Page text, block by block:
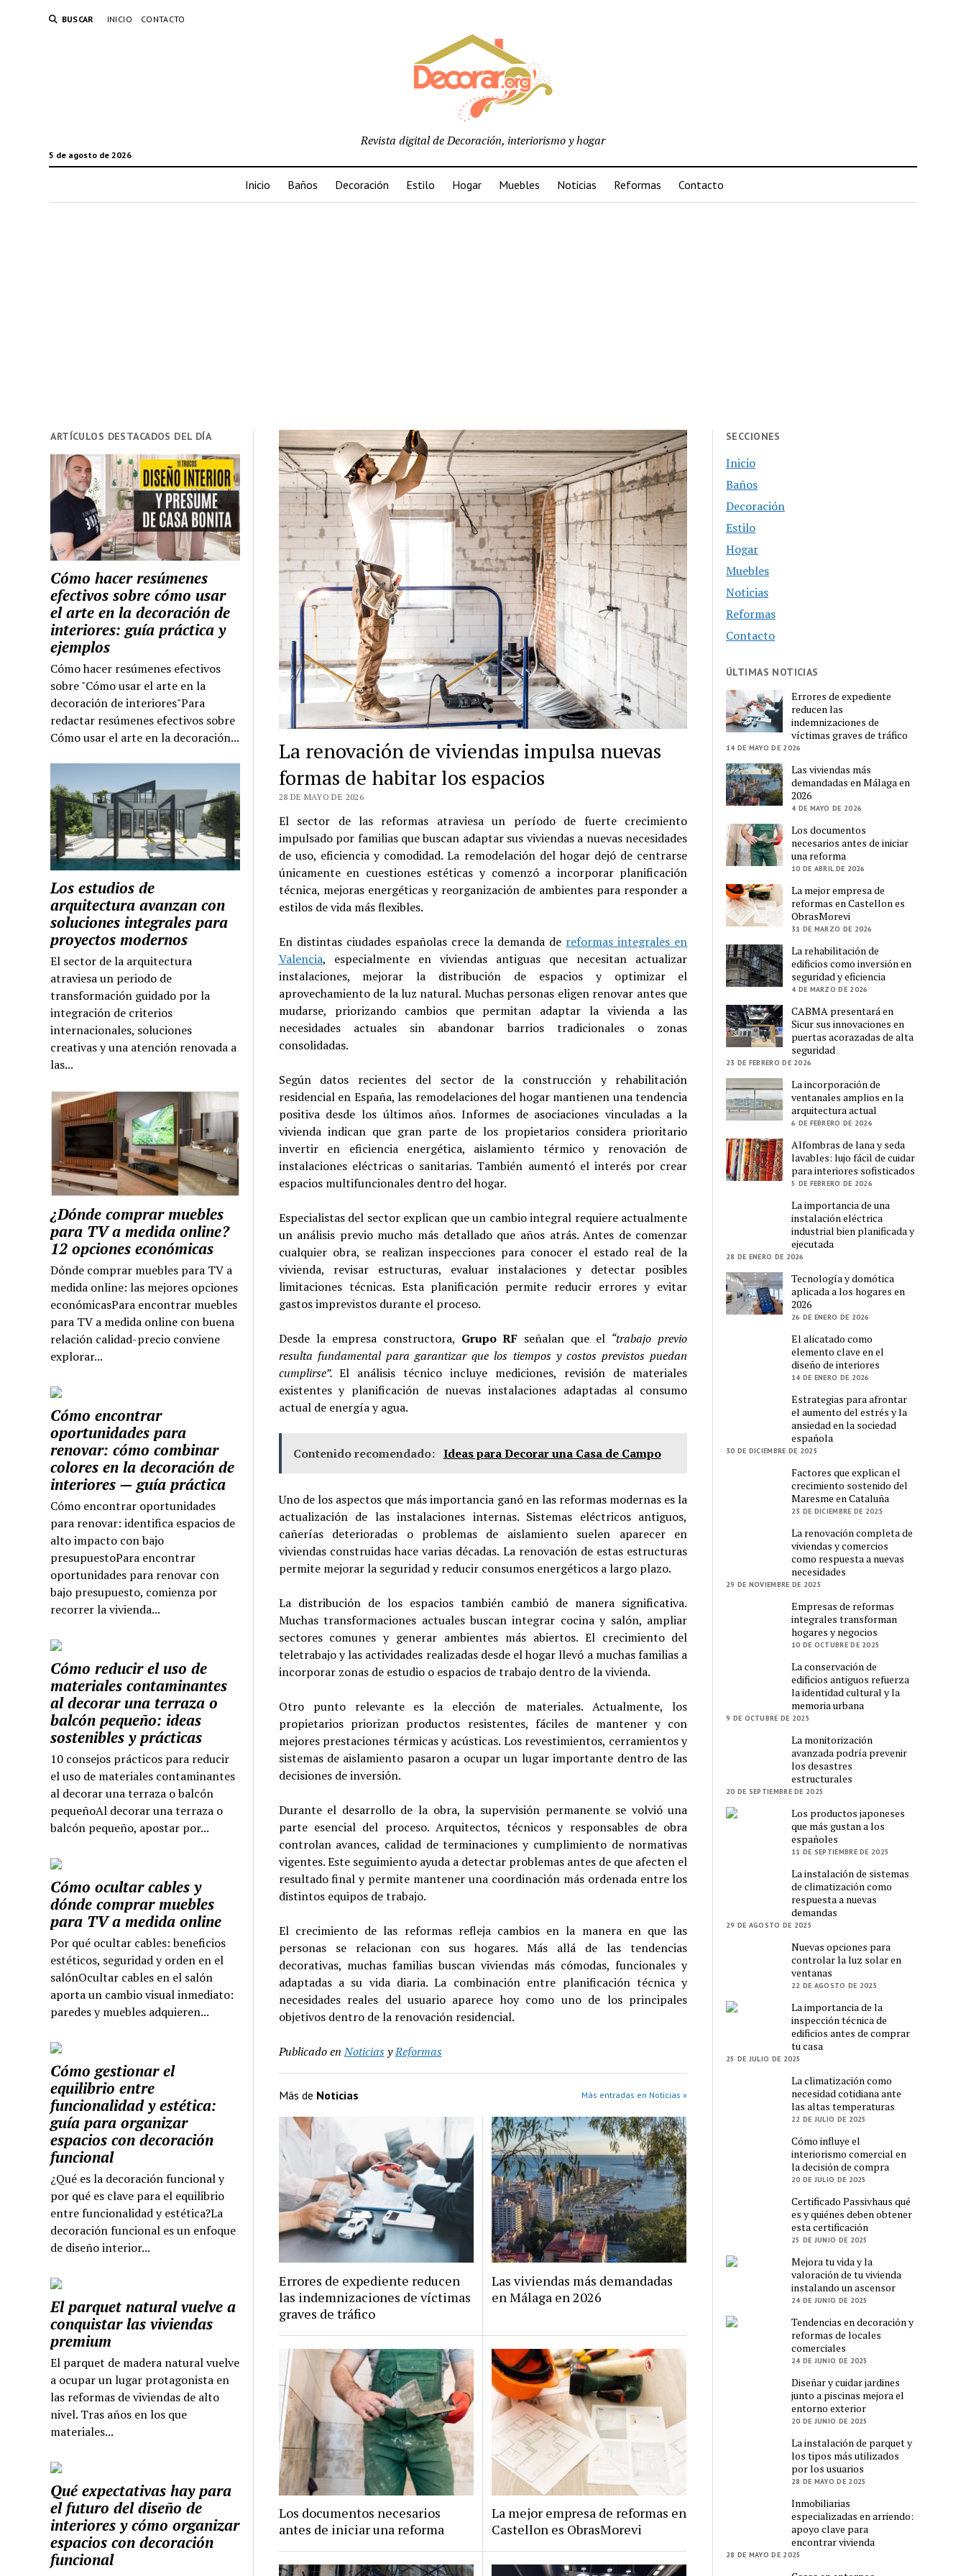
BUSCAR INICIO CONTACTO
5 de agosto de 2026
Revista digital de Decoración, interiorismo y hogar
Inicio Baños Decoración Estilo Hogar Muebles Noticias Reformas Contacto
ARTÍCULOS DESTACADOS DEL DÍA
Cómo hacer resúmenes
efectivos sobre cómo usar
el arte en la decoración de
interiores: guía práctica y
ejemplos
Cómo hacer resúmenes efectivos
sobre "Cómo usar el arte en la
decoración de interiores"Para
redactar resúmenes efectivos sobre
Cómo usar el arte en la decoración...
Los estudios de
arquitectura avanzan con
soluciones integrales para
proyectos modernos
El sector de la arquitectura
atraviesa un periodo de
transformación guidado por la
integración de criterios
internacionales, soluciones
creativas y una atención renovada a
las...
¿Dónde comprar muebles
para TV a medida online?
12 opciones económicas
Dónde comprar muebles para TV a
medida online: las mejores opciones
económicasPara encontrar muebles
para TV a medida online con buena
relación calidad-precio conviene
explorar...
Cómo encontrar
oportunidades para
renovar: cómo combinar
colores en la decoración de
interiores — guía práctica
Cómo encontrar oportunidades
para renovar: identifica espacios de
alto impacto con bajo
presupuestoPara encontrar
oportunidades para renovar con
bajo presupuesto, comienza por
recorrer la vivienda...
Cómo reducir el uso de
materiales contaminantes
al decorar una terraza o
balcón pequeño: ideas
sostenibles y prácticas
10 consejos prácticos para reducir
el uso de materiales contaminantes
al decorar una terraza o balcón
pequeñoAl decorar una terraza o
balcón pequeño, apostar por...
Cómo ocultar cables y
dónde comprar muebles
para TV a medida online
Por qué ocultar cables: beneficios
estéticos, seguridad y orden en el
salónOcultar cables en el salón
aporta un cambio visual inmediato:
paredes y muebles adquieren...
Cómo gestionar el
equilibrio entre
funcionalidad y estética:
guía para organizar
espacios con decoración
funcional
¿Qué es la decoración funcional y
por qué es clave para el equilibrio
entre funcionalidad y estética?La
decoración funcional es un enfoque
de diseño interior...
El parquet natural vuelve a
conquistar las viviendas
premium
El parquet de madera natural vuelve
a ocupar un lugar protagonista en
las reformas de viviendas de alto
nivel. Tras años en los que
materiales...
Qué expectativas hay para
el futuro del diseño de
interiores y cómo organizar
espacios con decoración
funcional
La renovación de viviendas impulsa nuevas
formas de habitar los espacios
28 DE MAYO DE 2026
El sector de las reformas atraviesa un período de fuerte crecimiento
impulsado por familias que buscan adaptar sus viviendas a nuevas necesidades
de uso, eficiencia y comodidad. La remodelación del hogar dejó de centrarse
únicamente en cuestiones estéticas y comenzó a incorporar planificación
técnica, mejoras energéticas y reorganización de ambientes para responder a
estilos de vida más flexibles.
En distintas ciudades españolas crece la demanda de reformas integrales en
Valencia, especialmente en viviendas antiguas que necesitan actualizar
instalaciones, mejorar la distribución de espacios y optimizar el
aprovechamiento de la luz natural. Muchas personas eligen renovar antes que
mudarse, priorizando cambios que permitan adaptar la vivienda a las
necesidades actuales sin abandonar barrios tradicionales o zonas
consolidadas.
Según datos recientes del sector de la construcción y rehabilitación
residencial en España, las remodelaciones del hogar mantienen una tendencia
positiva desde los últimos años. Informes de asociaciones vinculadas a la
vivienda indican que gran parte de los propietarios considera prioritario
invertir en eficiencia energética, aislamiento térmico y renovación de
instalaciones eléctricas o sanitarias. También aumentó el interés por crear
espacios multifuncionales dentro del hogar.
Especialistas del sector explican que un cambio integral requiere actualmente
un análisis previo mucho más detallado que años atrás. Antes de comenzar
cualquier obra, se realizan inspecciones para conocer el estado real de la
vivienda, revisar estructuras, evaluar instalaciones y detectar posibles
limitaciones técnicas. Esta planificación permite reducir errores y evitar
gastos imprevistos durante el proceso.
Desde la empresa constructora, Grupo RF señalan que el “trabajo previo
resulta fundamental para garantizar que los tiempos y costos previstos puedan
cumplirse”.El análisis técnico incluye mediciones, revisión de materiales
existentes y planificación de nuevas instalaciones adaptadas al consumo
actual de energía y agua.
Contenido recomendado: Ideas para Decorar una Casa de Campo
Uno de los aspectos que más importancia ganó en las reformas modernas es la
actualización de las instalaciones internas. Sistemas eléctricos antiguos,
cañerías deterioradas o problemas de aislamiento suelen aparecer en
viviendas construidas hace varias décadas. La renovación de estas estructuras
permite mejorar la seguridad y reducir consumos energéticos a largo plazo.
La distribución de los espacios también cambió de manera significativa.
Muchas transformaciones actuales buscan integrar cocina y salón, ampliar
sectores comunes y generar ambientes más abiertos. El crecimiento del
teletrabajo y las actividades realizadas desde el hogar llevó a muchas familias a
incorporar zonas de estudio o espacios de trabajo dentro de la vivienda.
Otro punto relevante es la elección de materiales. Actualmente, los
propietarios priorizan productos resistentes, fáciles de mantener y con
mejores prestaciones térmicas y acústicas. Los revestimientos, cerramientos y
sistemas de aislamiento pasaron a ocupar un lugar importante dentro de las
decisiones de inversión.
Durante el desarrollo de la obra, la supervisión permanente se volvió una
parte esencial del proceso. Arquitectos, técnicos y responsables de obra
controlan avances, calidad de terminaciones y cumplimiento de normativas
vigentes. Este seguimiento ayuda a detectar problemas antes de que afecten el
resultado final y permite mantener una coordinación más ordenada entre los
distintos equipos de trabajo.
El crecimiento de las reformas refleja cambios en la manera en que las
personas se relacionan con sus hogares. Más allá de las tendencias
decorativas, muchas familias buscan viviendas más cómodas, funcionales y
adaptadas a su vida diaria. La combinación entre planificación técnica y
necesidades reales del usuario aparece hoy como uno de los principales
objetivos dentro de la renovación residencial.
Publicado en NoticiasyReformas
Más de Noticias Más entradas en Noticias »
Errores de expediente reducen
las indemnizaciones de víctimas
graves de tráfico
Las viviendas más demandadas
en Málaga en 2026
Los documentos necesarios
antes de iniciar una reforma
La mejor empresa de reformas en
Castellon es ObrasMorevi
SECCIONES
Inicio
Baños
Decoración
Estilo
Hogar
Muebles
Noticias
Reformas
Contacto
ÚLTIMAS NOTICIAS
Errores de expediente
reducen las
indemnizaciones de
víctimas graves de tráfico
14 DE MAYO DE 2026
Las viviendas más
demandadas en Málaga en
2026
4 DE MAYO DE 2026
Los documentos
necesarios antes de iniciar
una reforma
10 DE ABRIL DE 2026
La mejor empresa de
reformas en Castellon es
ObrasMorevi
31 DE MARZO DE 2026
La rehabilitación de
edificios como inversión en
seguridad y eficiencia
4 DE MARZO DE 2026
CABMA presentará en
Sicur sus innovaciones en
puertas acorazadas de alta
seguridad
23 DE FEBRERO DE 2026
La incorporación de
ventanales amplios en la
arquitectura actual
6 DE FEBRERO DE 2026
Alfombras de lana y seda
lavables: lujo fácil de cuidar
para interiores sofisticados
5 DE FEBRERO DE 2026
La importancia de una
instalación eléctrica
industrial bien planificada y
ejecutada
28 DE ENERO DE 2026
Tecnología y domótica
aplicada a los hogares en
2026
26 DE ENERO DE 2026
El alicatado como
elemento clave en el
diseño de interiores
14 DE ENERO DE 2026
Estrategias para afrontar
el aumento del estrés y la
ansiedad en la sociedad
española
30 DE DICIEMBRE DE 2025
Factores que explican el
crecimiento sostenido del
Maresme en Cataluña
23 DE DICIEMBRE DE 2025
La renovación completa de
viviendas y comercios
como respuesta a nuevas
necesidades
29 DE NOVIEMBRE DE 2025
Empresas de reformas
integrales transforman
hogares y negocios
10 DE OCTUBRE DE 2025
La conservación de
edificios antiguos refuerza
la identidad cultural y la
memoria urbana
9 DE OCTUBRE DE 2025
La monitorización
avanzada podría prevenir
los desastres
estructurales
20 DE SEPTIEMBRE DE 2025
Los productos japoneses
que más gustan a los
españoles
11 DE SEPTIEMBRE DE 2025
La instalación de sistemas
de climatización como
respuesta a nuevas
demandas
29 DE AGOSTO DE 2025
Nuevas opciones para
controlar la luz solar en
ventanas
22 DE AGOSTO DE 2025
La importancia de la
inspección técnica de
edificios antes de comprar
tu casa
25 DE JULIO DE 2025
La climatización como
necesidad cotidiana ante
las altas temperaturas
22 DE JULIO DE 2025
Cómo influye el
interiorismo comercial en
la decisión de compra
20 DE JULIO DE 2025
Certificado Passivhaus qué
es y quiénes deben obtener
esta certificación
25 DE JUNIO DE 2025
Mejora tu vida y la
valoración de tu vivienda
instalando un ascensor
24 DE JUNIO DE 2025
Tendencias en decoración y
reformas de locales
comerciales
24 DE JUNIO DE 2025
Diseñar y cuidar jardines
junto a piscinas mejora el
entorno exterior
20 DE JUNIO DE 2025
La instalación de parquet y
los tipos más utilizados
por los usuarios
28 DE MAYO DE 2025
Inmobiliarias
especializadas en arriendo:
apoyo clave para
encontrar vivienda
28 DE MAYO DE 2025